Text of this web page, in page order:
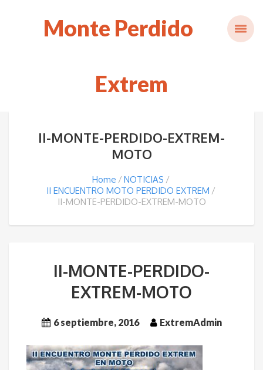
Monte Perdido
Extrem
II-MONTE-PERDIDO-EXTREM-
MOTO
Home
NOTICIAS
II ENCUENTRO MOTO PERDIDO EXTREM
II-MONTE-PERDIDO-EXTREM-MOTO
II-MONTE-PERDIDO-
EXTREM-MOTO
6 septiembre, 2016 ExtremAdmin